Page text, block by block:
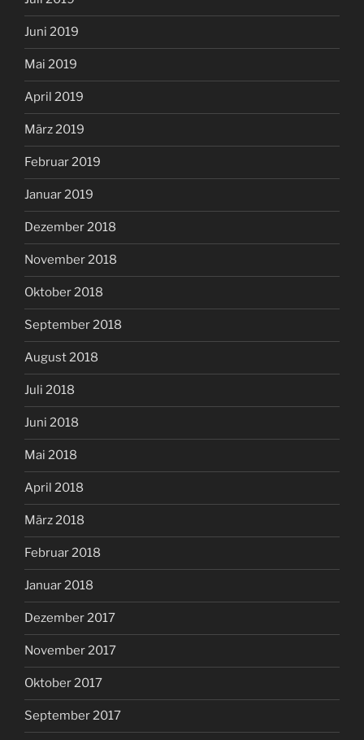
Juni 2019
Mai 2019
April 2019
März 2019
Februar 2019
Januar 2019
Dezember 2018
November 2018
Oktober 2018
September 2018
August 2018
Juli 2018
Juni 2018
Mai 2018
April 2018
März 2018
Februar 2018
Januar 2018
Dezember 2017
November 2017
Oktober 2017
September 2017